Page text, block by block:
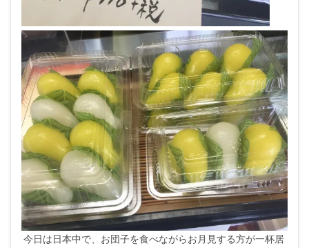
今日は日本中で、お団子を食べながらお月見する方が一杯居